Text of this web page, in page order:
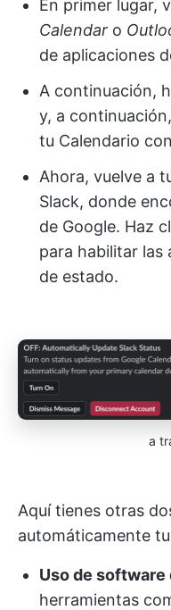
En primer lugar,
Calendar o
de aplicaciones
A continuación,
y, a
tu Calendario
Ahora, vuelve a
Slack, donde
de Google. Haz
para habilitar las
de estado.
a
Aquí tienes otras
automáticamente
Uso de
herramientas